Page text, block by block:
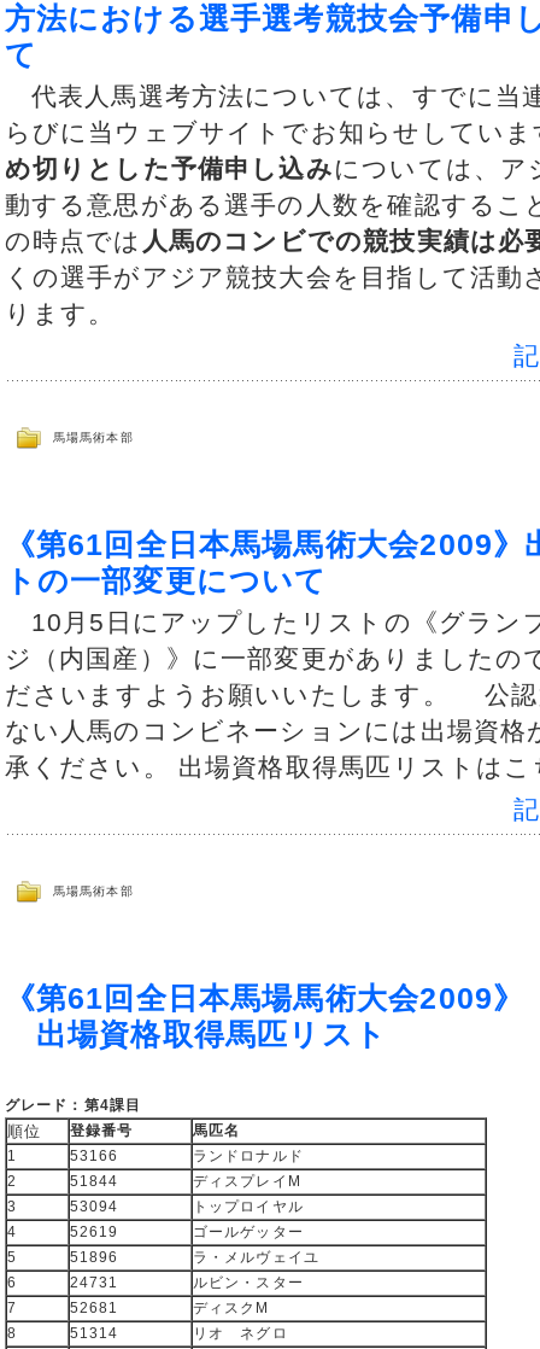
方法における選手選考競技会予備申
て
代表人馬選考方法については、すでに当
らびに当ウェブサイトでお知らせしていま
め切りとした予備申し込みについては、ア
動する意思がある選手の人数を確認するこ
の時点では 人馬のコンビでの競技実績は必
くの選手がアジア競技大会を目指して活
ります。
馬場馬術本部
《第61回全日本馬場馬術大会2009
トの一部変更について
10月5日にアップしたリストの《グラン
ジ（内国産）》に一部変更がありましたの
ださいますようお願いいたします。 公認
ない人馬のコンビネーションには出場資
承ください。 出場資格取得馬匹リストは
馬場馬術本部
《第61回全日本馬場馬術大会2009》
出場資格取得馬匹リスト
グレード：第4課目
順位 登録番号
馬匹名
1
53166
ランドロナルド
2
51844
ディスプレイM
3
53094
トップロイヤル
4
52619
ゴールゲッター
5
51896
ラ・メルヴェイユ
6
24731
ルビン・スター
7
52681
ディスクM
8
51314
リオ ネグロ